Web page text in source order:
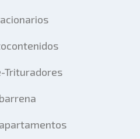
Trituradores